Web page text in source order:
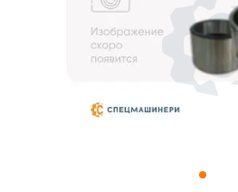
3D тур по складам
sksale@skdst.ru